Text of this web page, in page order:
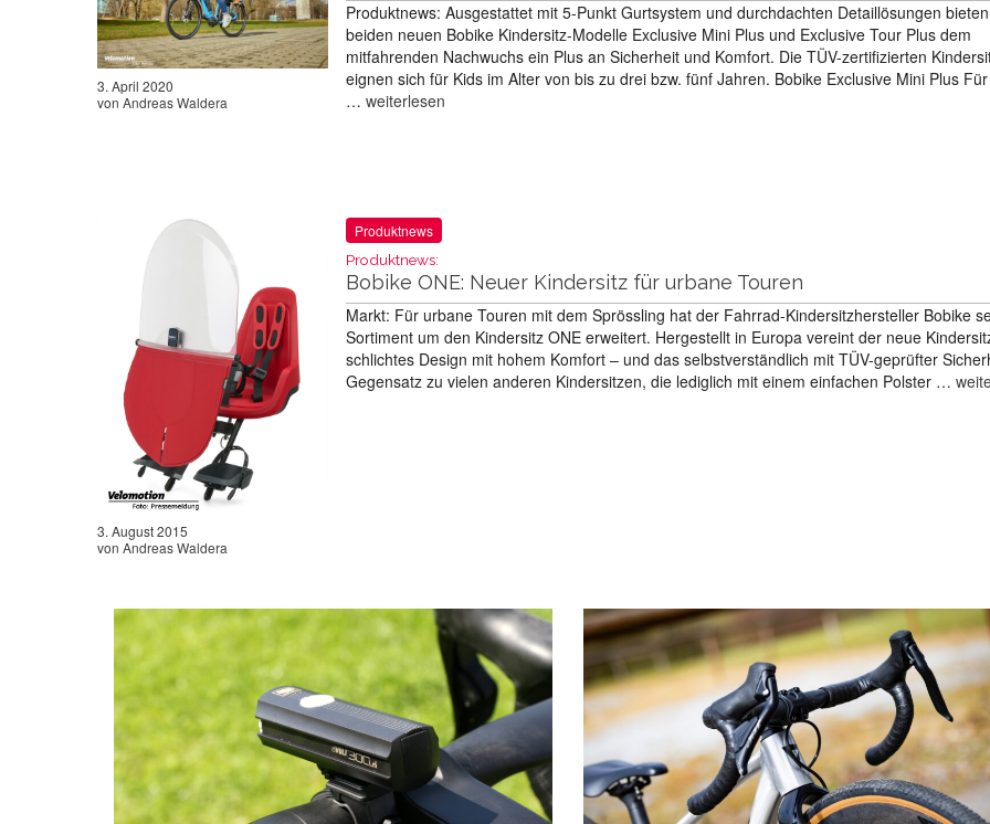
3. April 2020
von Andreas Waldera
Produktnews: Ausgestattet mit 5-Punkt Gurtsystem und durchdachten Detaillösungen
beiden neuen Bobike Kindersitz-Modelle Exclusive Mini Plus und Exclusive Tour Plus dem
mitfahrenden Nachwuchs ein Plus an Sicherheit und Komfort. Die TÜV-zertifizierten
eignen sich für Kids im Alter von bis zu drei bzw. fünf Jahren. Bobike Exclusive Mini Plus
… weiterlesen
3. August 2015
von Andreas Waldera
Produktnews
Produktnews:
Bobike ONE: Neuer Kindersitz für urbane Touren
Markt: Für urbane Touren mit dem Sprössling hat der Fahrrad-Kindersitzhersteller Bobike
Sortiment um den Kindersitz ONE erweitert. Hergestellt in Europa vereint der neue
schlichtes Design mit hohem Komfort – und das selbstverständlich mit TÜV-geprüfter
Gegensatz zu vielen anderen Kindersitzen, die lediglich mit einem einfachen Polster …